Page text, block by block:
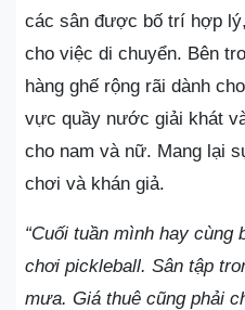
các sân được bố trí hợp
cho việc di chuyển. Bên
hàng ghế rộng rãi dành
vực quầy nước giải khát
cho nam và nữ. Mang lại
chơi và khán giả.
“Cuối tuần mình hay cùng
chơi pickleball. Sân tập
mưa. Giá thuê cũng phải